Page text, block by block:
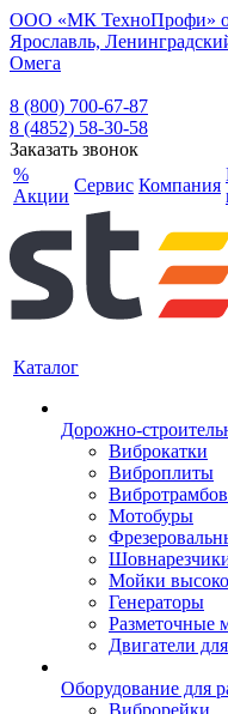
ООО «МК ТехноПрофи»
Ярославль,
Омега
8 (800) 700-67-87
8 (4852) 58-30-58
Заказать звонок
%
Акции
Сервис Компания
Каталог
Дорожно-
Виброкатки
Виброплиты
Мотобуры
Мойки
Генераторы
Разметочные
Двигатели
Оборудование для